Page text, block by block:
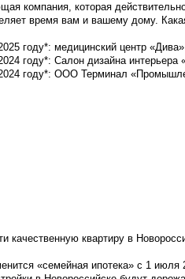
компания, которая
время вам и вашему дому.
году*: медицинский центр «Дива»
году*: Салон дизайна интерьера
году*: ООО Терминал
качественную квартиру в
«семейная ипотека» с 1 июля